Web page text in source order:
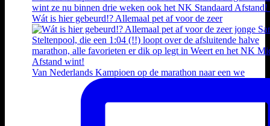
Wát is hier gebeurd!? Allemaal pet af voor de zeer
Van Nederlands Kampioen op de marathon naar een we